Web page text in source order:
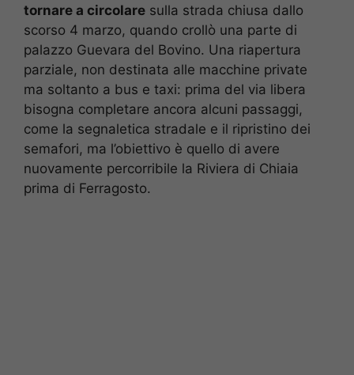
tornare a circolare sulla strada chiusa dallo
scorso 4 marzo, quando crollò una parte di
palazzo Guevara del Bovino. Una riapertura
parziale, non destinata alle macchine private
ma soltanto a bus e taxi: prima del via libera
bisogna completare ancora alcuni passaggi,
come la segnaletica stradale e il ripristino dei
semafori, ma l’obiettivo è quello di avere
nuovamente percorribile la Riviera di Chiaia
prima di Ferragosto.